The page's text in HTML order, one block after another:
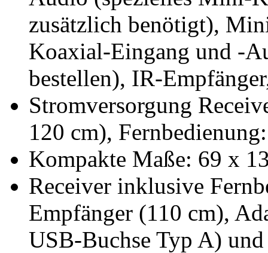
zusätzlich benötigt),
Koaxial-Eingang und -
bestellen), IR-
Stromversorgung
120 cm),
Kompakte Maße: 69 x
Receiver inklusive
Empfänger (110 cm),
USB-Buchse Typ A)